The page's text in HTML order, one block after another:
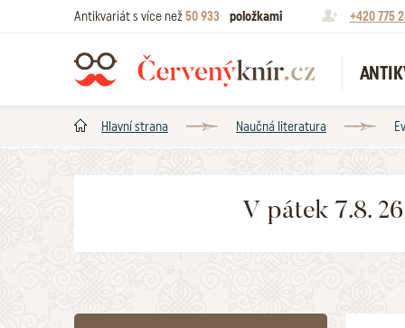
Antikvariát s více než50 933 položkami +420 775
Hlavní strana Naučná literatura
V pátek 7.8.